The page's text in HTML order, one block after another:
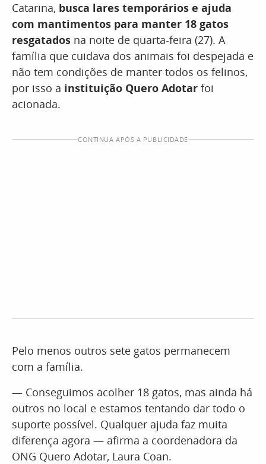
Catarina, busca lares temporários e ajuda
com mantimentos para manter 18 gatos
resgatados na noite de quarta-feira (27). A
família que cuidava dos animais foi despejada e
não tem condições de manter todos os felinos,
por isso a instituição Quero Adotar foi
acionada.
CONTINUA APÓS A PUBLICIDADE
Pelo menos outros sete gatos permanecem
com a família.
— Conseguimos acolher 18 gatos, mas ainda há
outros no local e estamos tentando dar todo o
suporte possível. Qualquer ajuda faz muita
diferença agora — afirma a coordenadora da
ONG Quero Adotar, Laura Coan.